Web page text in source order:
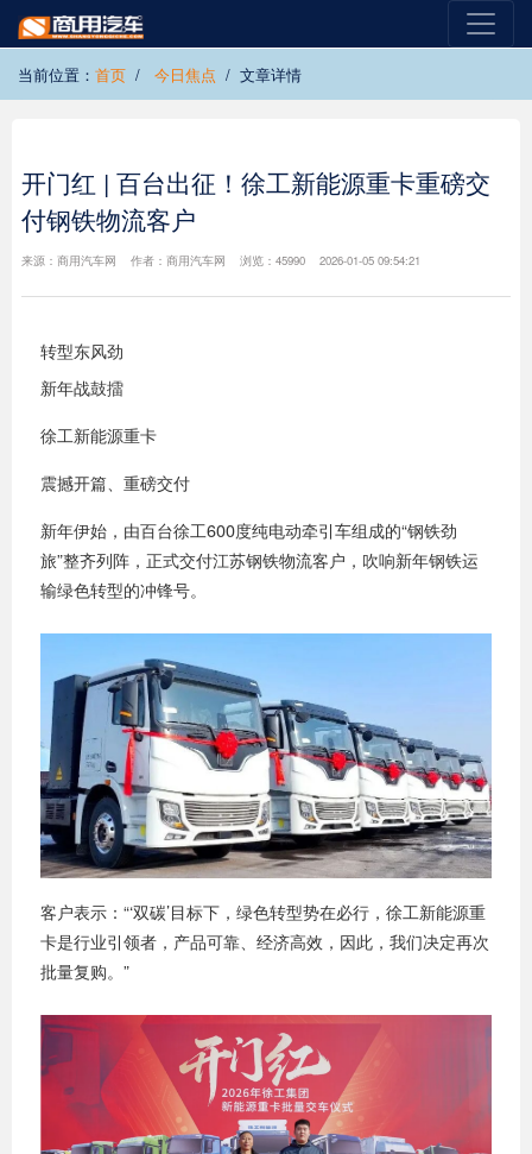
当前位置： 首页 今日焦点 文章详情
开门红 | 百台出征！徐工新能源重卡重磅交
付钢铁物流客户
来源：商用汽车网 作者：商用汽车网 浏览：45990 2026-01-05 09:54:21
转型东风劲
新年战鼓擂
徐工新能源重卡
震撼开篇、重磅交付
新年伊始，由百台徐工600度纯电动牵引车组成的“钢铁劲
旅”整齐列阵，正式交付江苏钢铁物流客户，吹响新年钢铁运
输绿色转型的冲锋号。
客户表示：“‘双碳’目标下，绿色转型势在必行，徐工新能源重
卡是行业引领者，产品可靠、经济高效，因此，我们决定再次
批量复购。”